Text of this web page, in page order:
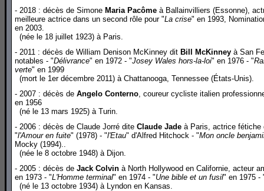
- 2018 : décès de Simone Maria Pacôme à Ballainvilliers (Essonne),
meilleure actrice dans un second rôle pour "La crise" en 1993,
en 2003.
(née le 18 juillet 1923) à Paris.
- 2011 : décès de William Denison McKinney dit Bill McKinney à San
notables - "Délivrance" en 1972 - "Josey Wales hors-la-loi" en 1976 - "
verte" en 1999
(mort le 1er décembre 2011) à Chattanooga, Tennessee (États-Unis).
- 2007 : décès de Angelo Conterno, coureur cycliste italien
en 1956
(né le 13 mars 1925) à Turin.
- 2006 : décès de Claude Jorré dite Claude Jade à Paris, actrice
"l'Amour en fuite" (1978) - "l'Etau" d'Alfred Hitchock - "Mon oncle
Mocky (1994)..
(née le 8 octobre 1948) à Dijon.
- 2005 : décès de Jack Colvin à North Hollywood en Californie, acteur
en 1973 - "L'Homme terminal" en 1974 - "Une bible et un fusil" en 1975 -
(né le 13 octobre 1934) à Lyndon en Kansas.